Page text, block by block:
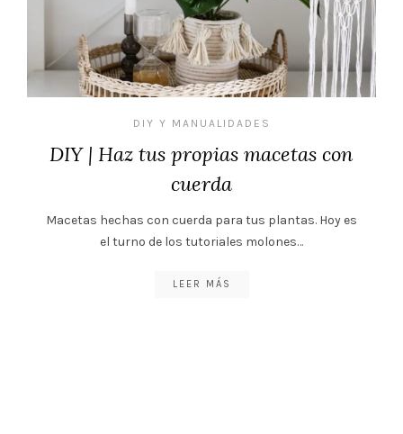
DIY Y MANUALIDADES
DIY | Haz tus propias macetas con
cuerda
Macetas hechas con cuerda para tus plantas. Hoy es
el turno de los tutoriales molones…
LEER MÁS